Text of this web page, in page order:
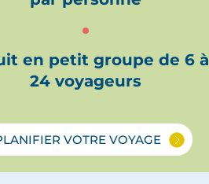
en petit groupe de 6 à
24 voyageurs
VOTRE VOYAGE